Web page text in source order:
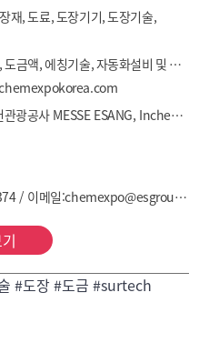
재, 도료, 도장기기, 도장기술,
도금액, 에칭기술, 자동화설비 및
/연마 기술 및 기기, 표면처리 기술 (주)메쎄이상, 인천관광공사 MESSE ESANG, Incheon Tourism Organization
연락처:0261216374 / 이메일:chemexpo@esgroup.net
#도장 #도금 #surtech